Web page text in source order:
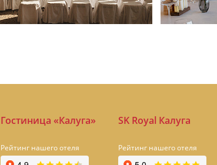
Гостиница «Калуга»
Рейтинг нашего отеля
SK Royal Калуга
Рейтинг нашего отеля